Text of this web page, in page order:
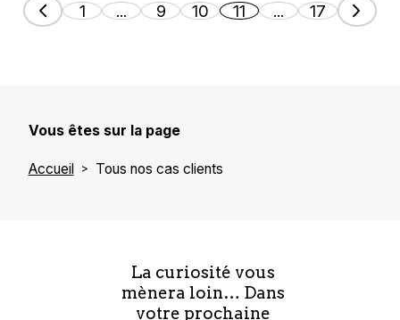
1 ... 9 10 11 ... 17
Vous êtes sur la page
Accueil Tous nos cas clients
La curiosité vous
mènera loin… Dans
votre prochaine